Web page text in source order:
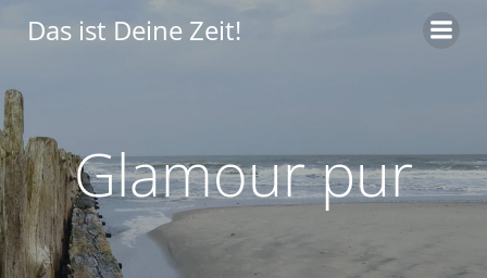
Das ist Deine Zeit!
Glamour pur